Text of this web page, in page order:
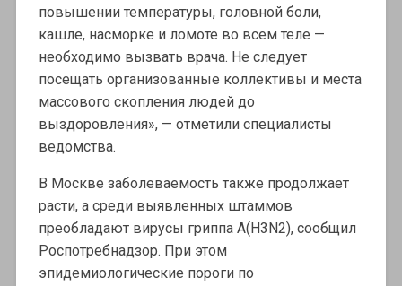
повышении температуры, головной боли,
кашле, насморке и ломоте во всем теле —
необходимо вызвать врача. Не следует
посещать организованные коллективы и места
массового скопления людей до
выздоровления», — отметили специалисты
ведомства.
В Москве заболеваемость также продолжает
расти, а среди выявленных штаммов
преобладают вирусы гриппа A(H3N2), сообщил
Роспотребнадзор. При этом
эпидемиологические пороги по